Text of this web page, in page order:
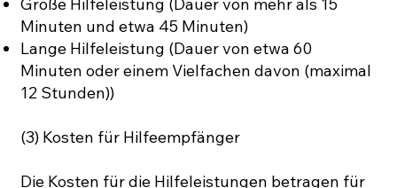
Minuten und etwa 45 Minuten)
Lange Hilfeleistung (Dauer von etwa 60
Minuten oder einem Vielfachen davon (maximal
12 Stunden))
(3) Kosten für Hilfeempfänger
Die Kosten für die Hilfeleistungen betragen für